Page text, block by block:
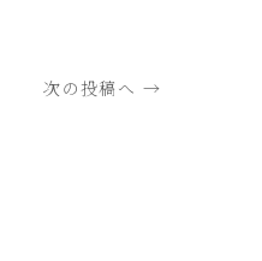
次の投稿へ →